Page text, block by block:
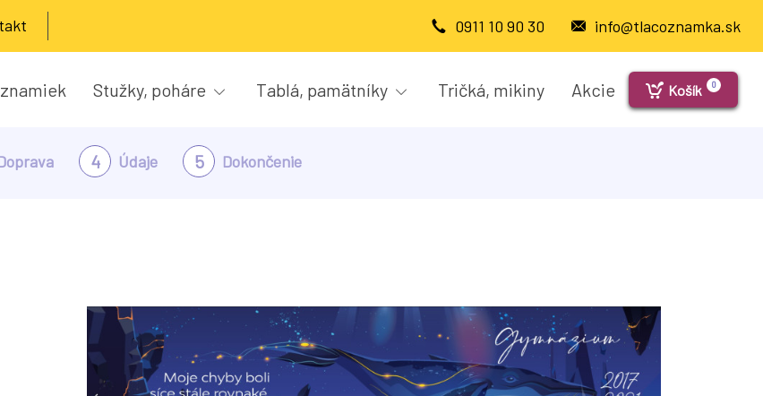
0911 10 90 30 info@tlacoznamka.sk
Stužky, poháre Tablá, pamätníky Tričká, mikiny Akcie Košík 0
4 Údaje 5 Dokončenie